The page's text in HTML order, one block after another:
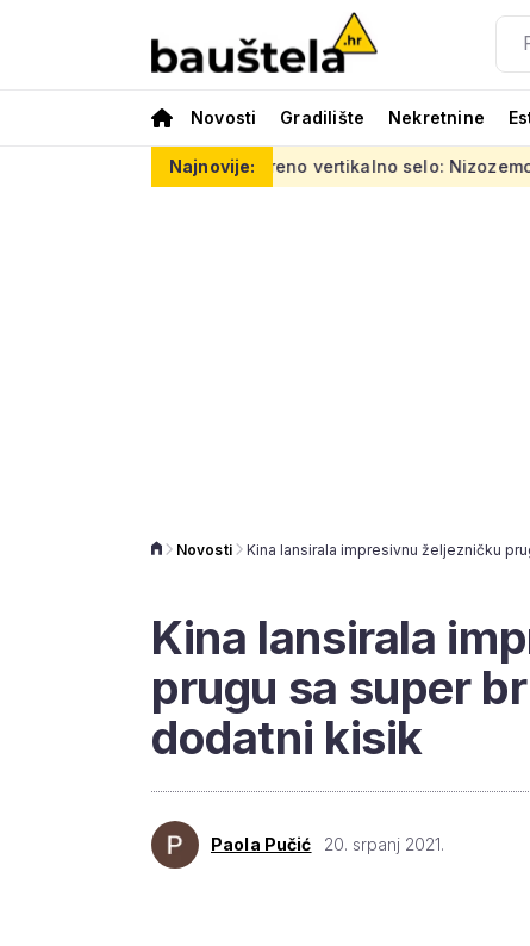
Novosti Gradilište Nekretnine
Najnovije:
Šareno vertikalno selo: Nizozemci za Kineze
Novosti
Kina lansirala
prugu sa super
dodatni kisik
Paola Pučić 20. srpanj 2021.